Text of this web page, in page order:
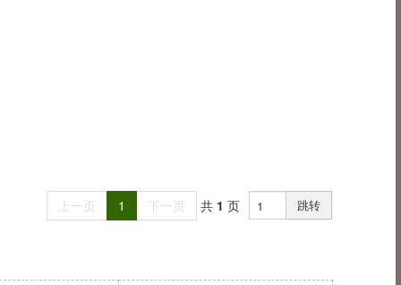
上一页 1 下一页 共 1 页 跳转